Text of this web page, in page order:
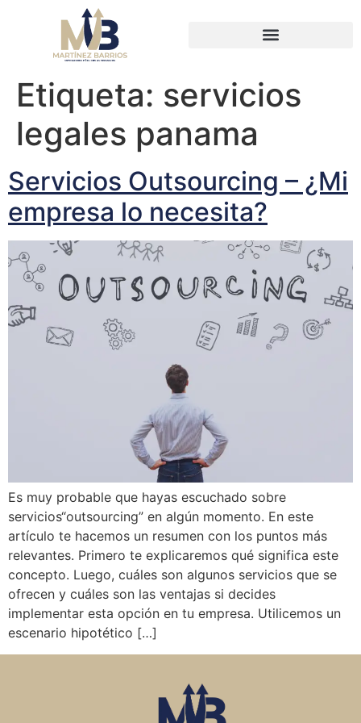
Etiqueta: servicios
legales panama
Servicios Outsourcing – ¿Mi
empresa lo necesita?
Es muy probable que hayas escuchado sobre
servicios“outsourcing” en algún momento. En este
artículo te hacemos un resumen con los puntos más
relevantes. Primero te explicaremos qué significa este
concepto. Luego, cuáles son algunos servicios que se
ofrecen y cuáles son las ventajas si decides
implementar esta opción en tu empresa. Utilicemos un
escenario hipotético […]